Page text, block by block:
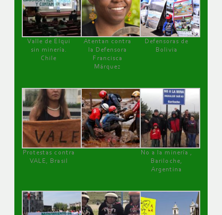
Valle de Elqui
sin minería.
Chile
Atentan contra
la Defensora
Francisca
Márquez
Defensoras de
Bolivia
Protestas contra
VALE, Brasil
No a la minería ,
Bariloche,
Argentina